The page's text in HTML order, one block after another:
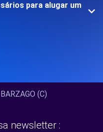
para alugar um
(C)
newsletter :